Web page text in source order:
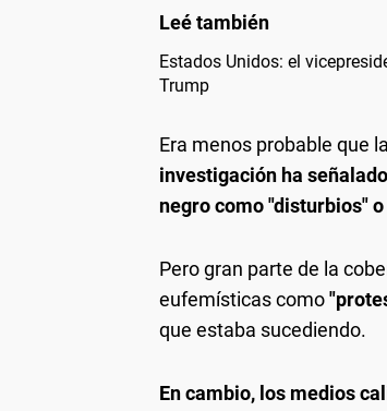
Estados Unidos: el
Trump
Era menos probable que
investigación ha
negro como "disturbios"
Pero gran parte de la
eufemísticas como
que estaba sucediendo.
En cambio, los medios